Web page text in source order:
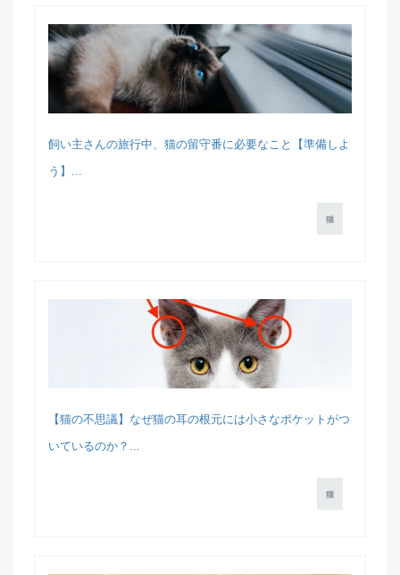
飼い主さんの旅行中、猫の留守番に必要なこと【準備しよ
う】...
猫
【猫の不思議】なぜ猫の耳の根元には小さなポケットがつ
いているのか？...
猫